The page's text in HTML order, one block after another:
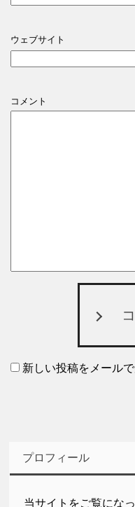
ウェブサイト
コメント
新しい投稿をメール
プロフィール
当サイトをご覧にな